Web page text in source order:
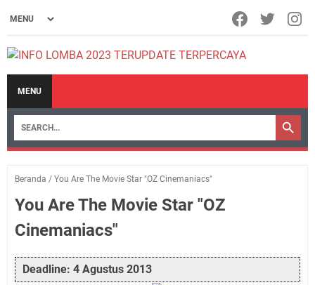
MENU
Beranda / You Are The Movie Star "OZ Cinemaniacs"
You Are The Movie Star "OZ
Cinemaniacs"
Deadline: 4 Agustus 2013